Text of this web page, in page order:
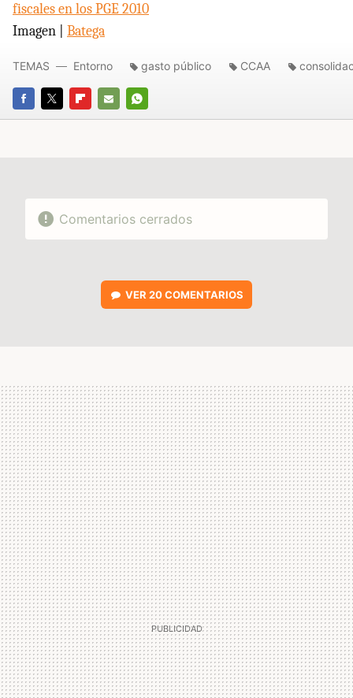
fiscales en losPGE2010
Imagen | Batega
FACEBOOK
TWITTERFLIPBOARD
E-
WHATSAPP
TEMAS Entorno gasto público CCAA
Comentarios cerrados
VER 20 COMENTARIOS